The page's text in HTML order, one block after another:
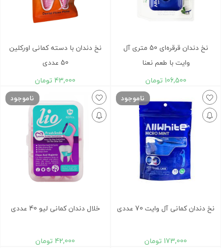
نخ دندان قرقره‌ای 50 متری آل
وایت با طعم نعنا
106,500 تومان
نخ دندان با دسته کمانی اورکلین
50 عددی
43,000 تومان
ناموجود
نخ دندان کمانی آل وایت 70 عددی
173,000 تومان
ناموجود
خلال دندان کمانی لیو 40 عددی
42,000 تومان